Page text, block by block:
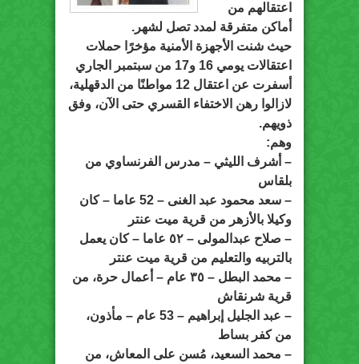
اعتقالهم من
أماكن متفرقة لمدد تصل لشهر.
حيث شنت الأجهزة الأمنية مؤخرًا حملات
اعتقالات يومي 16 و17 من سبتمبر الجاري
أسفرت عن اعتقال 12 مواطنًا من الدقهلية،
لازالوا رهن الاختفاء القسري حتى الآن، وفق
ذويهم.
وهم:
– أشرف الليثي – مدرس الفرنساوي من
بلقاس
– سعد محمود عبد الغنى – 52 عاما – كان
وكيلا بالأزهر من قرية ميت عنتر
– صلاح عبدالمولى – ٥٢ عاما – كان يعمل
بالتربيه والتعليم من قرية ميت عنتر
– محمد البطل – ٣٥ عام – أعمال حرة، من
قرية شرنقاش
– عبد الجليل إبراهيم – 53 عام – مأذون،
من كفر بساط
– محمد السعيد، مُسن على المعاش، من